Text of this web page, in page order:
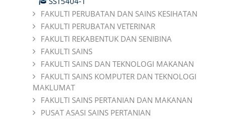
FAKULTI PERUBATAN DAN SAINS KESIHATAN
FAKULTI PERUBATAN VETERINAR
FAKULTI REKABENTUK DAN SENIBINA
FAKULTI SAINS
FAKULTI SAINS DAN TEKNOLOGI MAKANAN
FAKULTI SAINS KOMPUTER DAN TEKNOLOGI
MAKLUMAT
FAKULTI SAINS PERTANIAN DAN MAKANAN
PUSAT ASASI SAINS PERTANIAN